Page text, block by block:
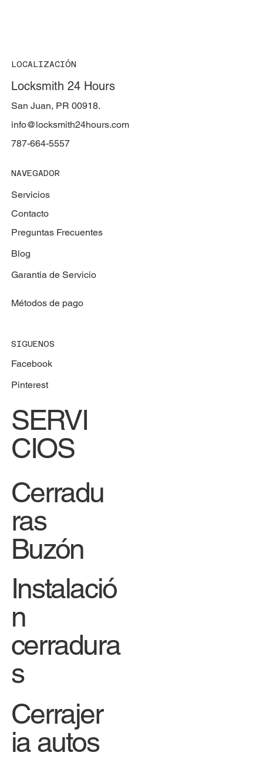
LOCALIZACIÓN
Locksmith 24 Hours
San Juan, PR 00918.
787-664-5557
info@locksmith24hours.com
NAVEGADOR
Servicios
Contacto
Preguntas Frecuentes
Blog
Garantia de Servicio
Métodos de pago
SIGUENOS
Facebook
Pinterest
SERVI
CIOS
Cerradu
ras
Buzón
Instalació
n
cerradura
s
Cerrajer
ia autos